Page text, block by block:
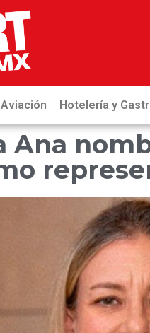
Aviación Hotelería y
Ana